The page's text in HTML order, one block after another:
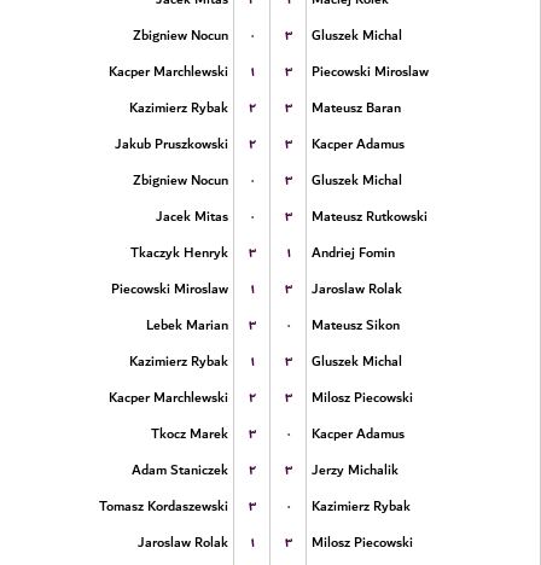
Zbigniew Nocun
۰ ۳
Gluszek Michal
Kacper Marchlewski
۱ ۳
Piecowski Miroslaw
Kazimierz Rybak
۲ ۳
Mateusz Baran
Jakub Pruszkowski
۲ ۳
Kacper Adamus
Zbigniew Nocun
۰ ۳
Gluszek Michal
Jacek Mitas
۰ ۳
Mateusz Rutkowski
Tkaczyk Henryk
۳ ۱
Andriej Fomin
Piecowski Miroslaw
۱ ۳
Jaroslaw Rolak
Lebek Marian
۳ ۰
Mateusz Sikon
Kazimierz Rybak
۱ ۳
Gluszek Michal
Kacper Marchlewski
۲ ۳
Milosz Piecowski
Tkocz Marek
۳ ۰
Kacper Adamus
Adam Staniczek
۲ ۳
Jerzy Michalik
Tomasz Kordaszewski
۳ ۰
Kazimierz Rybak
Jaroslaw Rolak
۱ ۳
Milosz Piecowski